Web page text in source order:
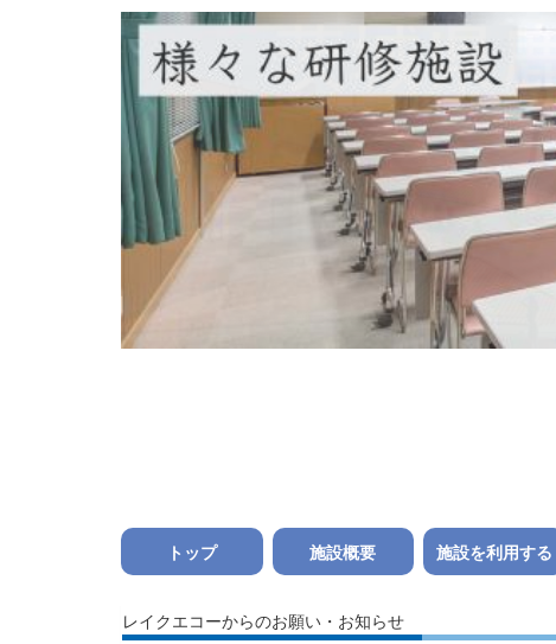
トップ 施設概要 施設を利用する
レイクエコーからのお願い・お知らせ